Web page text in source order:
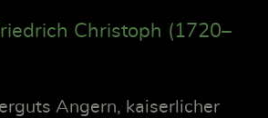
Christoph (1720–
Angern, kaiserlicher